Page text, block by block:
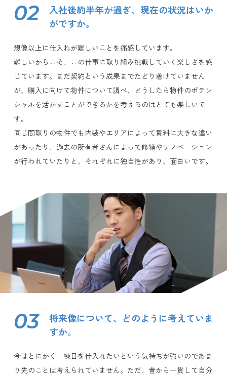
02
入社後約半年が過ぎ、現在の状況はいか
がですか。
想像以上に仕入れが難しいことを痛感しています。
難しいからこそ、この仕事に取り組み挑戦していく楽しさを感
じています。まだ契約という成果までたどり着けていません
が、購入に向けて物件について調べ、どうしたら物件のポテン
シャルを活かすことができるかを考えるのはとても楽しいで
す。
同じ間取りの物件でも内装やエリアによって賃料に大きな違い
があったり、過去の所有者さんによって修繕やリノベーション
が行われていたりと、それぞれに独自性があり、面白いです。
03
将来像について、どのように考えていま
すか。
今はとにかく一棟目を仕入れたいという気持ちが強いのであま
り先のことは考えられていません。ただ、昔から一貫して自分